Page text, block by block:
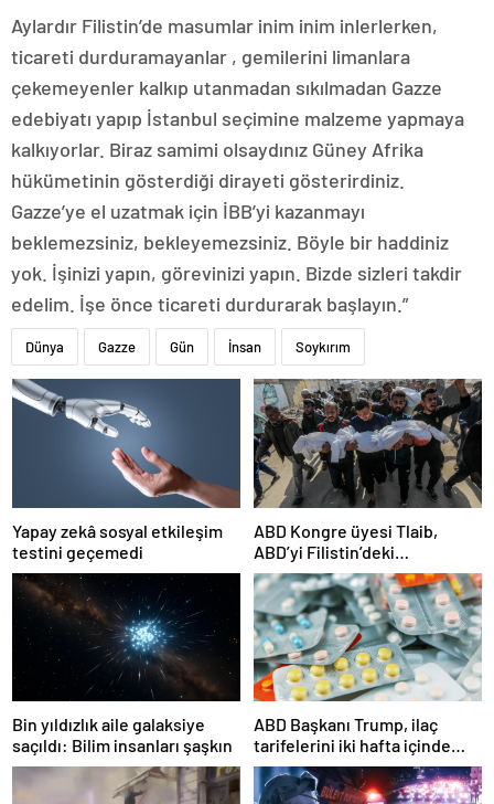
Aylardır Filistin’de masumlar inim inim inlerlerken,
ticareti durduramayanlar , gemilerini limanlara
çekemeyenler kalkıp utanmadan sıkılmadan Gazze
edebiyatı yapıp İstanbul seçimine malzeme yapmaya
kalkıyorlar. Biraz samimi olsaydınız Güney Afrika
hükümetinin gösterdiği dirayeti gösterirdiniz.
Gazze’ye el uzatmak için İBB’yi kazanmayı
beklemezsiniz, bekleyemezsiniz. Böyle bir haddiniz
yok. İşinizi yapın, görevinizi yapın. Bizde sizleri takdir
edelim. İşe önce ticareti durdurarak başlayın.”
Dünya Gazze Gün İnsan Soykırım
Yapay zekâ sosyal etkileşim
testini geçemedi
ABD Kongre üyesi Tlaib,
ABD’yi Filistin’deki
“soykırımda suç ortağı”
olmakla itham etti
Bin yıldızlık aile galaksiye
saçıldı: Bilim insanları şaşkın
ABD Başkanı Trump, ilaç
tarifelerini iki hafta içinde
açıklayacağını söyledi